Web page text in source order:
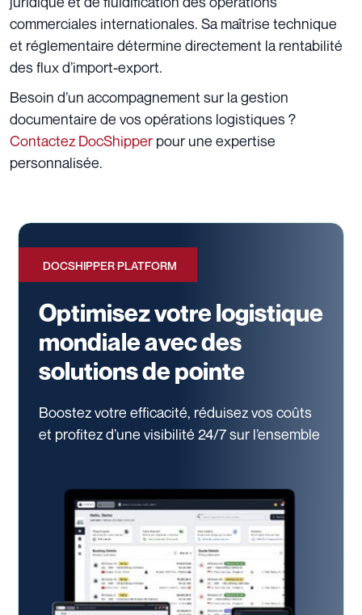
commerciales internationales. Sa maîtrise technique
et réglementaire détermine directement la rentabilité
des flux d’import-export.
Besoin d’un accompagnement sur la gestion
documentaire de vos opérations logistiques ?
Contactez DocShipper pour une expertise
personnalisée.
DOCSHIPPER PLATFORM
Optimisez votre logistique
mondiale avec des
solutions de pointe
Boostez votre efficacité, réduisez vos coûts
et profitez d’une visibilité 24/7sur l’ensemble